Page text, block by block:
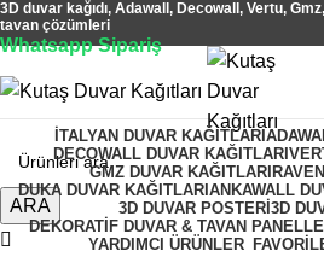
3D duvar kağıdı, Adawall, Decowall, Vertu,
tavan çözümleri
Whatsapp Sipariş
2500 TL üzeri alışverişlerde vade
ARA
İTALYAN DUVAR KAĞITLARI
DECOWALL DUVAR KAĞITLARI
GMZ DUVAR KAĞITLARI
DUKA DUVAR KAĞITLARI ANKAWALL
3D DUVAR POSTERI 3D
DEKORATIF DUVAR & TAVAN
YARDIMCI ÜRÜNLER